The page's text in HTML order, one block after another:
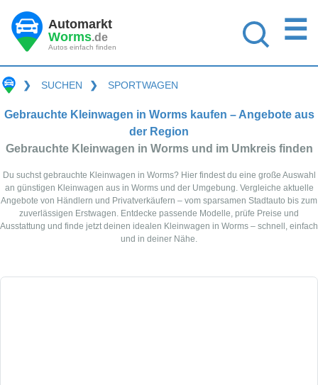
Automarkt
Worms.de
Autos einfach finden
☰
❯ SUCHEN ❯ SPORTWAGEN
Gebrauchte Kleinwagen in Worms kaufen – Angebote aus
der Region
Gebrauchte Kleinwagen in Worms und im Umkreis finden
Du suchst gebrauchte Kleinwagen in Worms? Hier findest du eine große Auswahl
an günstigen Kleinwagen aus in Worms und der Umgebung. Vergleiche aktuelle
Angebote von Händlern und Privatverkäufern – vom sparsamen Stadtauto bis zum
zuverlässigen Erstwagen. Entdecke passende Modelle, prüfe Preise und
Ausstattung und finde jetzt deinen idealen Kleinwagen in Worms – schnell, einfach
und in deiner Nähe.